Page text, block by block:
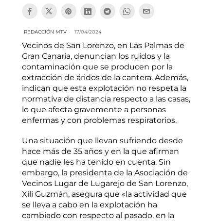
REDACCIÓN MTV 17/04/2024
Vecinos de San Lorenzo, en Las Palmas de
Gran Canaria, denuncian los ruidos y la
contaminación que se producen por la
extracción de áridos de la cantera. Además,
indican que esta explotación no respeta la
normativa de distancia respecto a las casas,
lo que afecta gravemente a personas
enfermas y con problemas respiratorios.
Una situación que llevan sufriendo desde
hace más de 35 años y en la que afirman
que nadie les ha tenido en cuenta. Sin
embargo, la presidenta de la Asociación de
Vecinos Lugar de Lugarejo de San Lorenzo,
Xili Guzmán, asegura que «la actividad que
se lleva a cabo en la explotación ha
cambiado con respecto al pasado, en la